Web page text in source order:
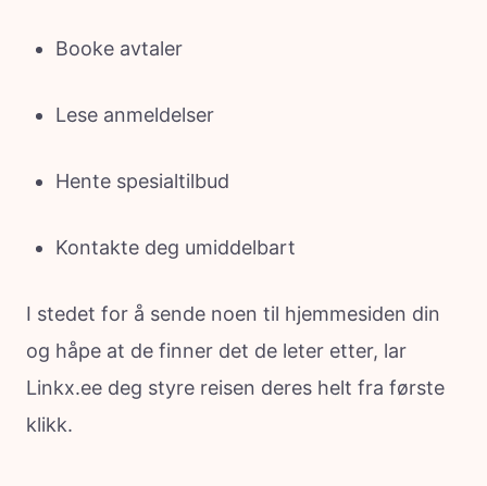
Booke avtaler
Lese anmeldelser
Hente spesialtilbud
Kontakte deg umiddelbart
I stedet for å sende noen til hjemmesiden din
og håpe at de finner det de leter etter, lar
Linkx.ee deg styre reisen deres helt fra første
klikk.